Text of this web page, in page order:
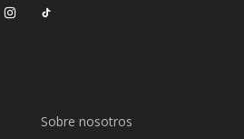
Sobre nosotros